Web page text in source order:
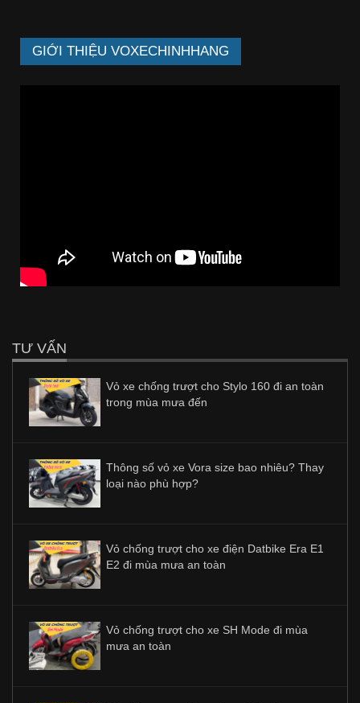
GIỚI THIỆU VOXECHINHHANG
TƯ VẤN
Vỏ xe chống trượt cho Stylo 160 đi an toàn
trong mùa mưa đến
Thông số vỏ xe Vora size bao nhiêu? Thay
loại nào phù hợp?
Vỏ chống trượt cho xe điện Datbike Era E1
E2 đi mùa mưa an toàn
Vỏ chống trượt cho xe SH Mode đi mùa
mưa an toàn